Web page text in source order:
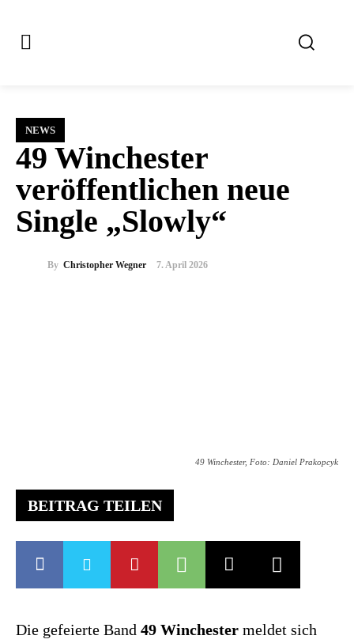
NEWS
49 Winchester
veröffentlichen neue
Single „Slowly“
By Christopher Wegner 7. April 2026
49 Winchester, Foto: Daniel Prakopcyk
BEITRAG TEILEN
Die gefeierte Band 49 Winchester meldet sich